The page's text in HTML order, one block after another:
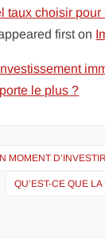
taux choisir
first on
le plus ?
MOMENT
QU’EST-CE QUE